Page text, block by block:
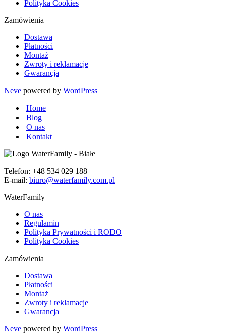
Polityka Cookies
Zamówienia
Dostawa
Płatności
Montaż
Zwroty i reklamacje
Gwarancja
Neve powered by WordPress
Home
Blog
O nas
Kontakt
Telefon: +48 534 029 188
E-mail: biuro@waterfamily.com.pl
WaterFamily
O nas
Regulamin
Polityka Prywatności i RODO
Polityka Cookies
Zamówienia
Dostawa
Płatności
Montaż
Zwroty i reklamacje
Gwarancja
Neve powered by WordPress